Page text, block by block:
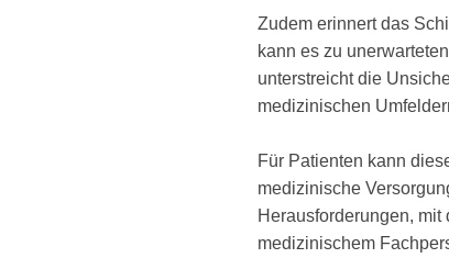
Zudem erinnert das
kann es zu
unterstreicht die
medizinischen
Für Patienten kann
medizinische
Herausforderungen,
medizinischem